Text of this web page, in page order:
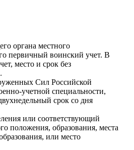
органа местного
первичный воинский учет. В
место и срок без
Сил Российской
учетной специальности,
срок со дня
или соответствующий
положения, образования, места
или место